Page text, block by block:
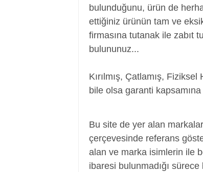
bulunduğunu, ürün de
ettiğiniz ürünün tam ve
firmasına tutanak ile zabıt
bulununuz...
Kırılmış, Çatlamış,
bile olsa garanti
Bu site de yer alan
çerçevesinde referans
alan ve marka isimlerin ile
ibaresi bulunmadığı